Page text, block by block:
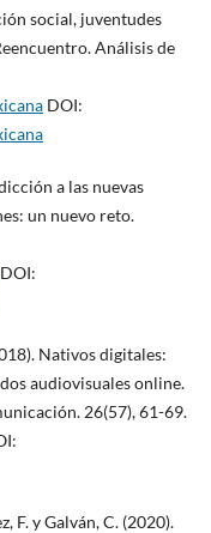
social, juventudes
Análisis de
DOI:
a las nuevas
un nuevo reto.
Nativos digitales:
audiovisuales online.
26(57), 61-69.
F. y Galván, C. (2020).